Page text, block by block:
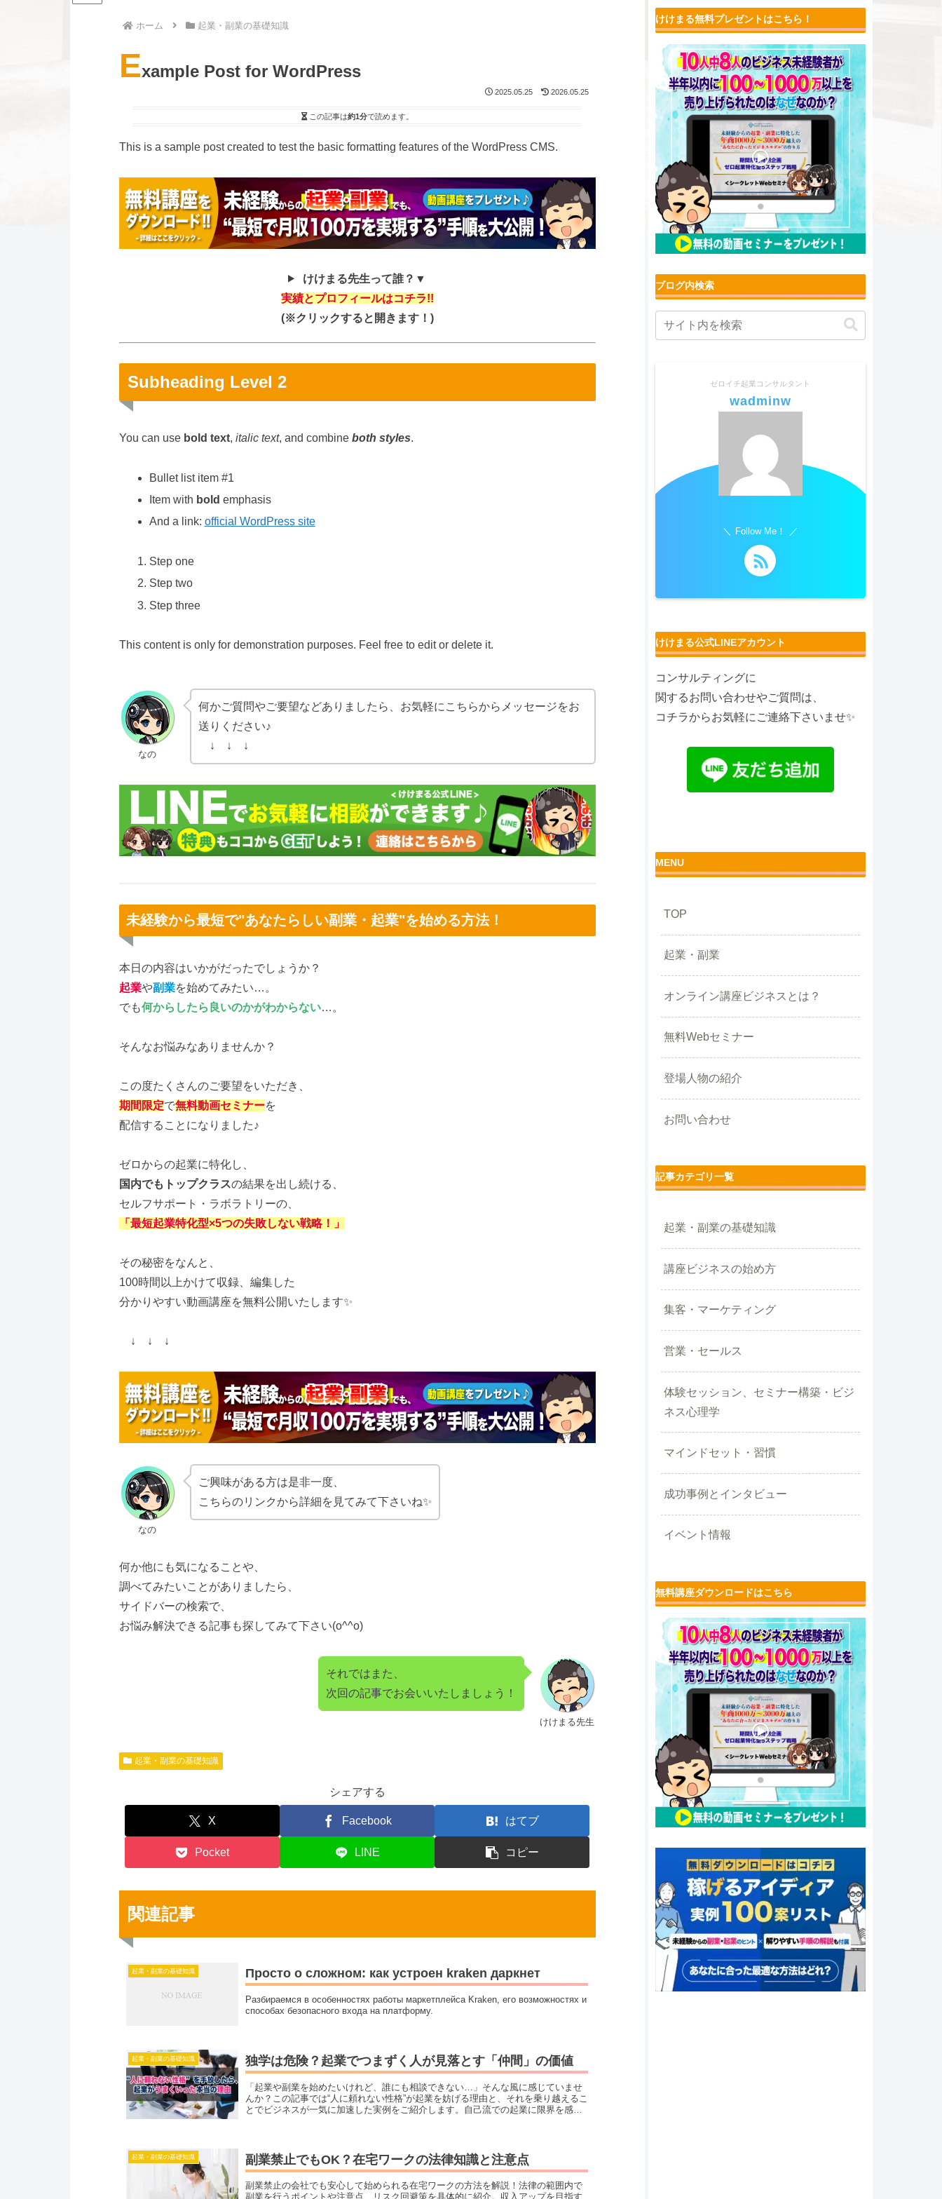
ホーム 起業・副業の基礎知識
Example Post for WordPress
2025.05.25 2026.05.25
この記事は約1分で読めます。
This is a sample post created to test the basic formatting features of the WordPress CMS.
けけまる先生って誰？▼
実績とプロフィールはコチラ!!
(※クリックすると開きます！)
Subheading Level 2
You can use bold text, italic text, and combine both styles.
Bullet list item #1
Item with bold emphasis
And a link: official WordPress site
Step one
Step two
Step three
This content is only for demonstration purposes. Feel free to edit or delete it.
なの
何かご質問やご要望などありましたら、お気軽にこちらからメッセージをお
送りください♪
↓ ↓ ↓
未経験から最短で"あなたらしい副業・起業"を始める方法！
本日の内容はいかがだったでしょうか？
起業や副業を始めてみたい…。
でも何からしたら良いのかがわからない…。
そんなお悩みなありませんか？
この度たくさんのご要望をいただき、
期間限定で無料動画セミナーを
配信することになりました♪
ゼロからの起業に特化し、
国内でもトップクラスの結果を出し続ける、
セルフサポート・ラボラトリーの、
「最短起業特化型×5つの失敗しない戦略！」
その秘密をなんと、
100時間以上かけて収録、編集した
分かりやすい動画講座を無料公開いたします✨
↓ ↓ ↓
なの
ご興味がある方は是非一度、
こちらのリンクから詳細を見てみて下さいね✨
何か他にも気になることや、
調べてみたいことがありましたら、
サイドバーの検索で、
お悩み解決できる記事も探してみて下さい(o^^o)
けけまる先生
それではまた、
次回の記事でお会いいたしましょう！
起業・副業の基礎知識
シェアする
X Facebook はてブ
Pocket LINE コピー
関連記事
起業・副業の基礎知識 Просто о сложном: как устроен kraken даркнет
Разбираемся в особенностях работы маркетплейса Kraken, его возможностях и
способах безопасного входа на платформу.
起業・副業の基礎知識 独学は危険？起業でつまずく人が見落とす「仲間」の価値
「起業や副業を始めたいけれど、誰にも相談できない…」そんな風に感じていませ
んか？この記事では“人に頼れない性格”が起業を妨げる理由と、それを乗り越えるこ
とでビジネスが一気に加速した実例をご紹介します。自己流での起業に限界を感じ
起業・副業の基礎知識 副業禁止でもOK？在宅ワークの法律知識と注意点
副業禁止の会社でも安心して始められる在宅ワークの方法を解説！法律の範囲内で
副業を行うポイントや注意点、リスク回避策を具体的に紹介。収入アップを目指す
けけまる無料プレゼントはこちら！
ブログ内検索
ゼロイチ起業コンサルタント
wadminw
Follow Me！
けけまる公式LINEアカウント
コンサルティングに
関するお問い合わせやご質問は、
コチラからお気軽にご連絡下さいませ✨
MENU
TOP
起業・副業
オンライン講座ビジネスとは？
無料Webセミナー
登場人物の紹介
お問い合わせ
記事カテゴリ一覧
起業・副業の基礎知識
講座ビジネスの始め方
集客・マーケティング
営業・セールス
体験セッション、セミナー構築・ビジ
ネス心理学
マインドセット・習慣
成功事例とインタビュー
イベント情報
無料講座ダウンロードはこちら